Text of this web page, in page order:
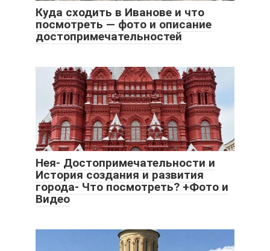
Куда сходить в Иванове и что
посмотреть — фото и описание
достопримечательностей
Нея- Достопримечательности и
История создания и развития
города- Что посмотреть? +Фото и
Видео